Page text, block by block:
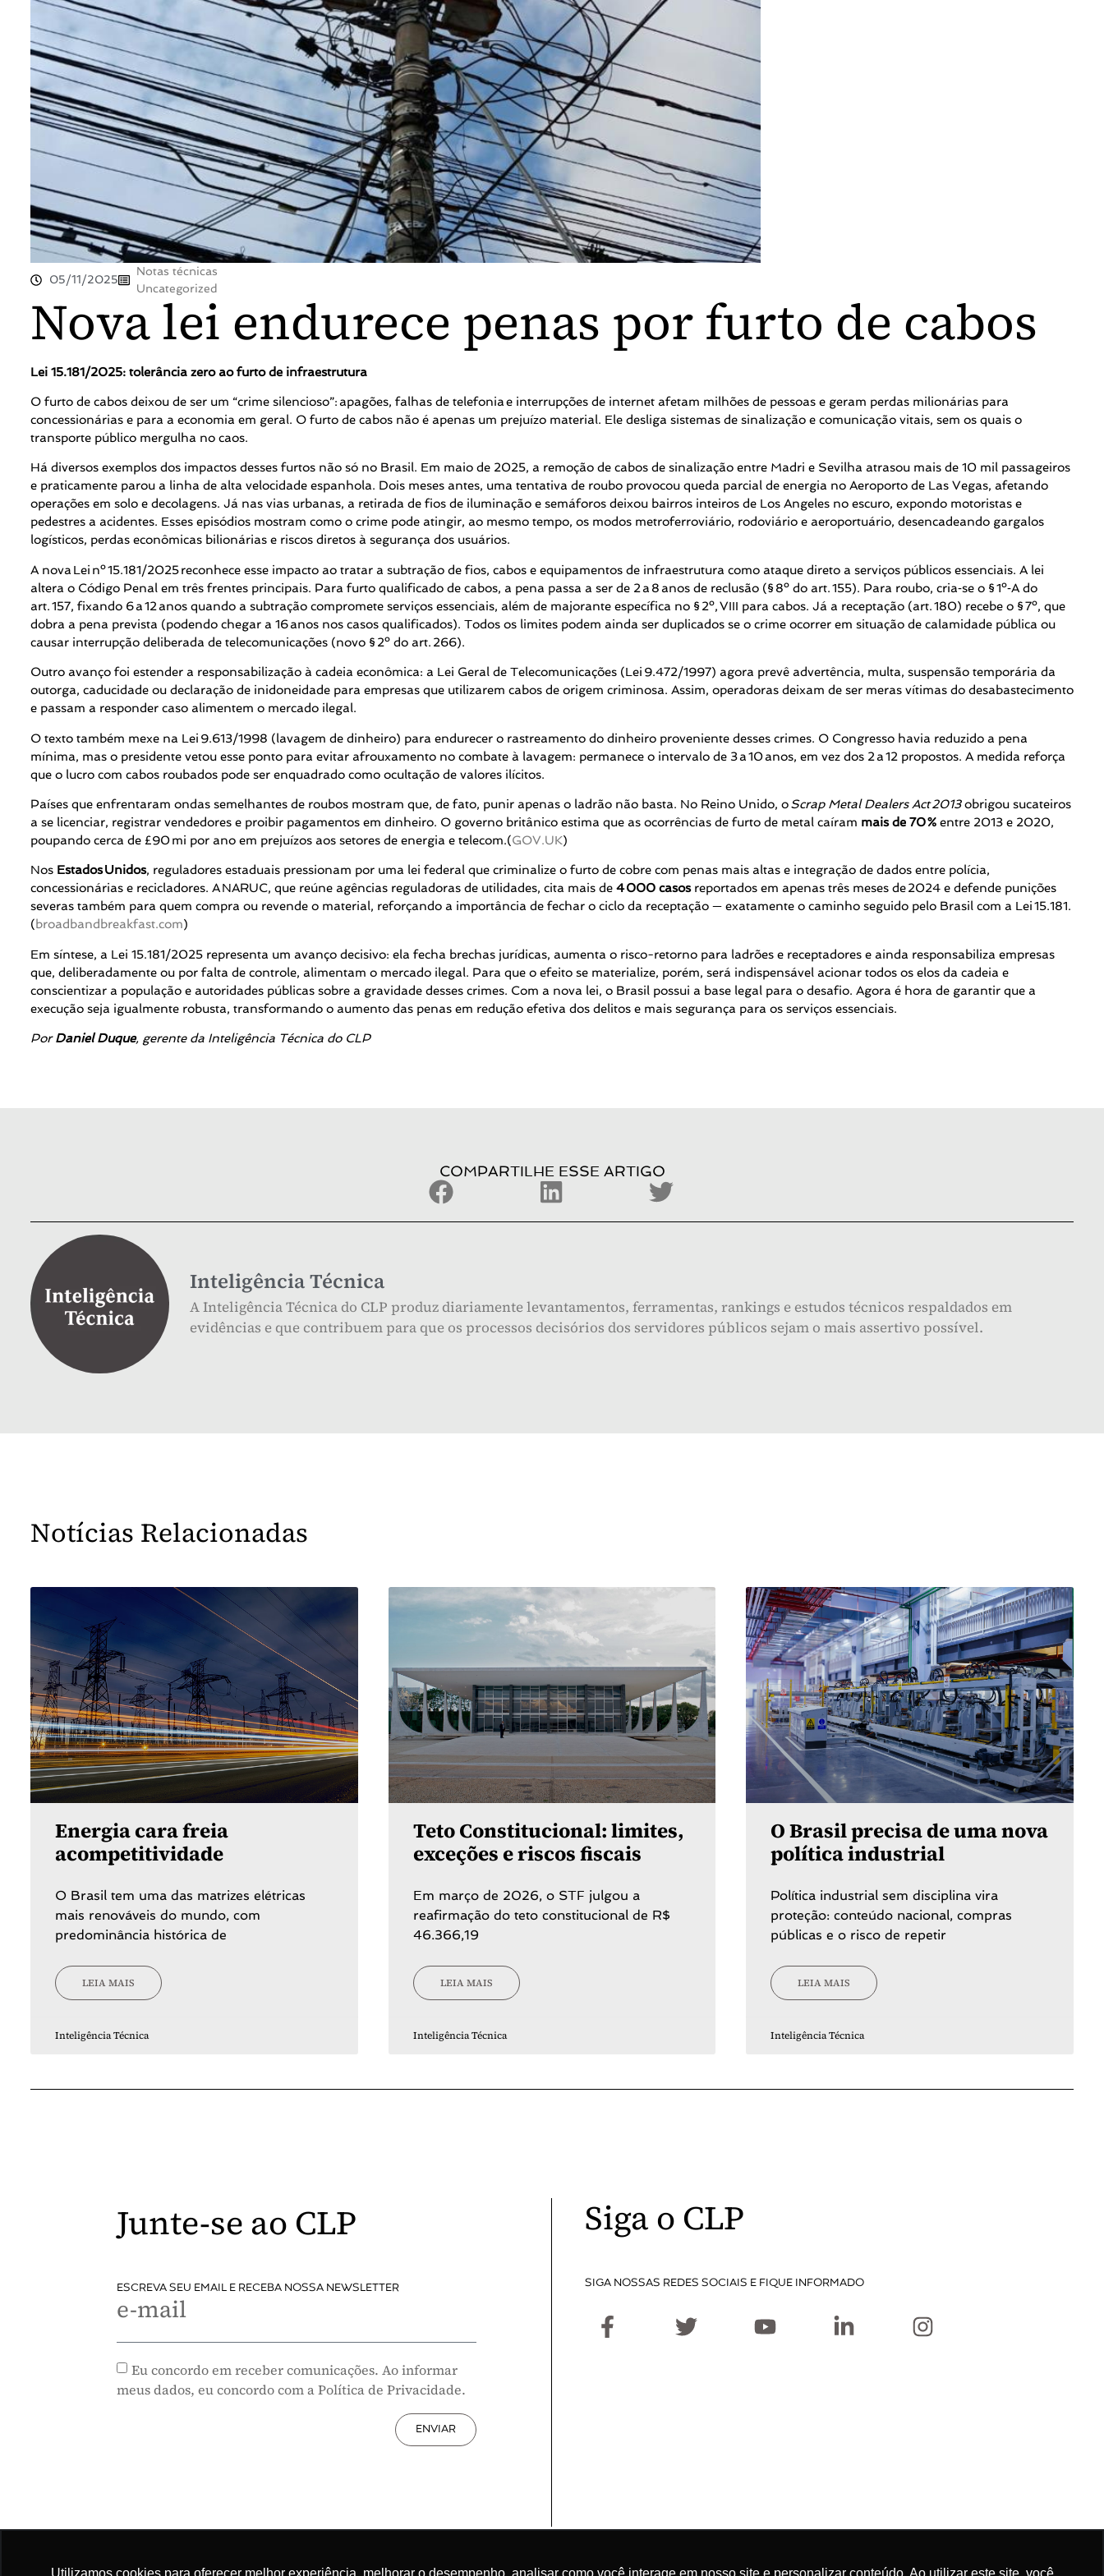
Utilizamos cookies para oferecer melhor experiência, melhorar o desempenho, analisar como você interage em nosso site e personalizar conteúdo. Ao utilizar este site, você
05/11/2025
Notas técnicas
Uncategorized
Nova lei endurece penas por furto de cabos
Lei 15.181/2025: tolerância zero ao furto de infraestrutura
O furto de cabos deixou de ser um “crime silencioso”: apagões, falhas de telefonia e interrupções de internet afetam milhões de pessoas e geram perdas milionárias para
concessionárias e para a economia em geral. O furto de cabos não é apenas um prejuízo material. Ele desliga sistemas de sinalização e comunicação vitais, sem os quais o
transporte público mergulha no caos.
Há diversos exemplos dos impactos desses furtos não só no Brasil. Em maio de 2025, a remoção de cabos de sinalização entre Madri e Sevilha atrasou mais de 10 mil passageiros
e praticamente parou a linha de alta velocidade espanhola. Dois meses antes, uma tentativa de roubo provocou queda parcial de energia no Aeroporto de Las Vegas, afetando
operações em solo e decolagens. Já nas vias urbanas, a retirada de fios de iluminação e semáforos deixou bairros inteiros de Los Angeles no escuro, expondo motoristas e
pedestres a acidentes. Esses episódios mostram como o crime pode atingir, ao mesmo tempo, os modos metroferroviário, rodoviário e aeroportuário, desencadeando gargalos
logísticos, perdas econômicas bilionárias e riscos diretos à segurança dos usuários.
A nova Lei nº 15.181/2025 reconhece esse impacto ao tratar a subtração de fios, cabos e equipamentos de infraestrutura como ataque direto a serviços públicos essenciais. A lei
altera o Código Penal em três frentes principais. Para furto qualificado de cabos, a pena passa a ser de 2 a 8 anos de reclusão (§ 8º do art. 155). Para roubo, cria‑se o § 1º‑A do
art. 157, fixando 6 a 12 anos quando a subtração compromete serviços essenciais, além de majorante específica no § 2º, VIII para cabos. Já a receptação (art. 180) recebe o § 7º, que
dobra a pena prevista (podendo chegar a 16 anos nos casos qualificados). Todos os limites podem ainda ser duplicados se o crime ocorrer em situação de calamidade pública ou
causar interrupção deliberada de telecomunicações (novo § 2º do art. 266).
Outro avanço foi estender a responsabilização à cadeia econômica: a Lei Geral de Telecomunicações (Lei 9.472/1997) agora prevê advertência, multa, suspensão temporária da
outorga, caducidade ou declaração de inidoneidade para empresas que utilizarem cabos de origem criminosa. Assim, operadoras deixam de ser meras vítimas do desabastecimento
e passam a responder caso alimentem o mercado ilegal.
O texto também mexe na Lei 9.613/1998 (lavagem de dinheiro) para endurecer o rastreamento do dinheiro proveniente desses crimes. O Congresso havia reduzido a pena
mínima, mas o presidente vetou esse ponto para evitar afrouxamento no combate à lavagem: permanece o intervalo de 3 a 10 anos, em vez dos 2 a 12 propostos. A medida reforça
que o lucro com cabos roubados pode ser enquadrado como ocultação de valores ilícitos.
Países que enfrentaram ondas semelhantes de roubos mostram que, de fato, punir apenas o ladrão não basta. No Reino Unido, oScrap Metal Dealers Act2013obrigou sucateiros
a se licenciar, registrar vendedores e proibir pagamentos em dinheiro. O governo britânico estima que as ocorrências de furto de metal caíram mais de 70% entre 2013 e 2020,
poupando cerca de £90 mi por ano em prejuízos aos setores de energia e telecom.(GOV.UK)
Nos EstadosUnidos, reguladores estaduais pressionam por uma lei federal que criminalize o furto de cobre com penas mais altas e integração de dados entre polícia,
concessionárias e recicladores. A NARUC, que reúne agências reguladoras de utilidades, cita mais de 4000 casosreportados em apenas três meses de 2024 e defende punições
severas também para quem compra ou revende o material, reforçando a importância de fechar o ciclo da receptação — exatamente o caminho seguido pelo Brasil com a Lei 15.181.
(broadbandbreakfast.com)
Em síntese, a Lei 15.181/2025 representa um avanço decisivo: ela fecha brechas jurídicas, aumenta o risco-retorno para ladrões e receptadores e ainda responsabiliza empresas
que, deliberadamente ou por falta de controle, alimentam o mercado ilegal. Para que o efeito se materialize, porém, será indispensável acionar todos os elos da cadeia e
conscientizar a população e autoridades públicas sobre a gravidade desses crimes. Com a nova lei, o Brasil possui a base legal para o desafio. Agora é hora de garantir que a
execução seja igualmente robusta, transformando o aumento das penas em redução efetiva dos delitos e mais segurança para os serviços essenciais.
PorDaniel Duque, gerente da Inteligência Técnica do CLP
COMPARTILHE ESSE ARTIGO
Inteligência Técnica
A Inteligência Técnica do CLP produz diariamente levantamentos, ferramentas, rankings e estudos técnicos respaldados em
evidências e que contribuem para que os processos decisórios dos servidores públicos sejam o mais assertivo possível.
Notícias Relacionadas
Energia cara freia
acompetitividade
O Brasil tem uma das matrizes elétricas
mais renováveis do mundo, com
predominância histórica de
LEIA MAIS
Inteligência Técnica
Teto Constitucional: limites,
exceções e riscos fiscais
Em março de 2026, o STF julgou a
reafirmação do teto constitucional de R$
46.366,19
LEIA MAIS
Inteligência Técnica
O Brasil precisa de uma nova
política industrial
Política industrial sem disciplina vira
proteção: conteúdo nacional, compras
públicas e o risco de repetir
LEIA MAIS
Inteligência Técnica
Junte-se ao CLP
ESCREVA SEU EMAIL E RECEBA NOSSA NEWSLETTER
e-mail
Eu concordo em receber comunicações. Ao informar
meus dados, eu concordo com a Política de Privacidade.
ENVIAR
Siga o CLP
SIGA NOSSAS REDES SOCIAIS E FIQUE INFORMADO